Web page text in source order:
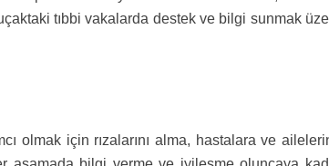
tıbbi vakalarda destek ve bilgi sunmak
olmak için rızalarını alma, hastalara ve